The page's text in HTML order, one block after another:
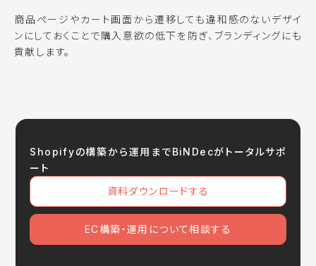
商品ページやカート画面から遷移しても違和感のないデザイ
ンにしておくことで購入意欲の低下を防ぎ、ブランディングにも
貢献します。
Shopifyの構築から運用までBiNDecがトータルサポ
ート
資料ダウンロードする
EC構築・運用について相談する